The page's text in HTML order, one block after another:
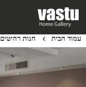
content
עמוד הבית חנות רהיטים